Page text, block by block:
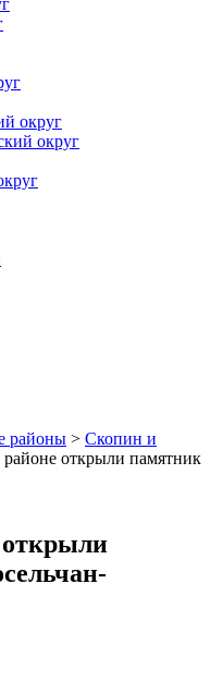
округ
округ
районы > Скопин и
открыли памятник